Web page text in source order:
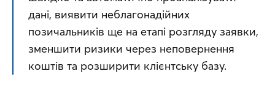
дані, виявити неблагонадійних
позичальників ще на етапі розгляду заявки,
зменшити ризики через неповернення
коштів та розширити клієнтську базу.